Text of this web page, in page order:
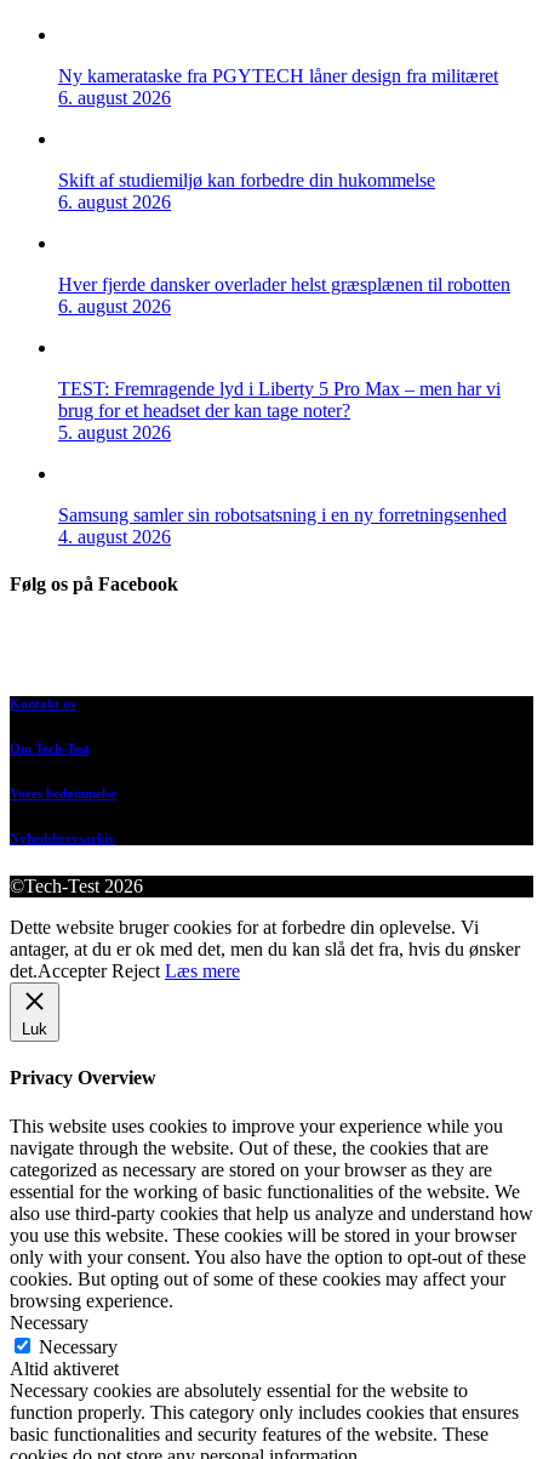
Ny kamerataske fra PGYTECH låner design fra militæret
6. august 2026
Skift af studiemiljø kan forbedre din hukommelse
6. august 2026
Hver fjerde dansker overlader helst græsplænen til robotten
6. august 2026
TEST: Fremragende lyd i Liberty 5 Pro Max – men har vi
brug for et headset der kan tage noter?
5. august 2026
Samsung samler sin robotsatsning i en ny forretningsenhed
4. august 2026
Følg os på Facebook
Kontakt os
Om Tech-Test
Vores bedømmelse
Nyhedsbrevsarkiv
©Tech-Test 2026
Dette website bruger cookies for at forbedre din oplevelse. Vi
antager, at du er ok med det, men du kan slå det fra, hvis du ønsker
det.Accepter Reject Læs mere
Luk
Privacy Overview
This website uses cookies to improve your experience while you
navigate through the website. Out of these, the cookies that are
categorized as necessary are stored on your browser as they are
essential for the working of basic functionalities of the website. We
also use third-party cookies that help us analyze and understand how
you use this website. These cookies will be stored in your browser
only with your consent. You also have the option to opt-out of these
cookies. But opting out of some of these cookies may affect your
browsing experience.
Necessary
Necessary
Altid aktiveret
Necessary cookies are absolutely essential for the website to
function properly. This category only includes cookies that ensures
basic functionalities and security features of the website. These